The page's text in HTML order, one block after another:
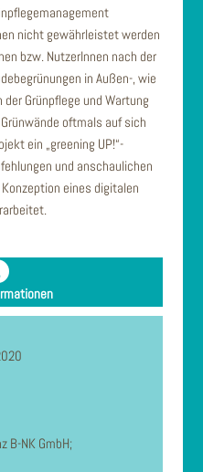
nicht gewährleistet werden
bzw. NutzerInnen nach der
in Außen-, wie
Grünpflege und Wartung
oftmals auf sich
ein „greening UP!“-
und anschaulichen
eines digitalen
B-NK GmbH;